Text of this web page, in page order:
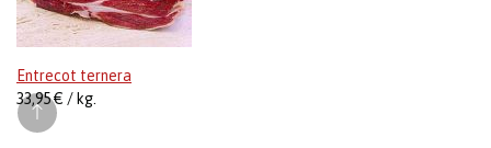
Entrecot ternera
33,95 € / kg.